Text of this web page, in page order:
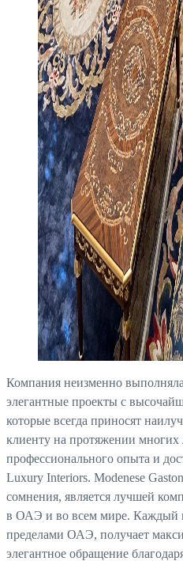
Компания неизменно
элегантные проекты с
которые всегда приносят
клиенту на протяжении многих
профессионального опыта и
Luxury Interiors. Modenese
сомнения, является лучшей
в ОАЭ и во всем мире. Каждый
пределами ОАЭ, получает
элегантное обращение